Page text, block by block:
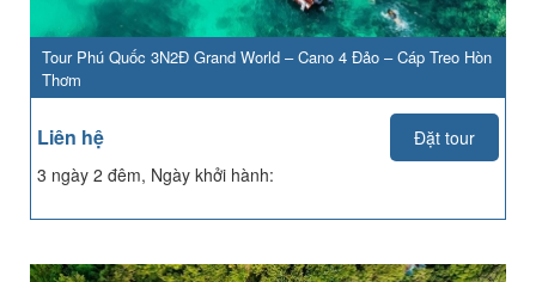
Tour Phú Quốc 3N2Đ Grand World – Cano 4 Đảo – Cáp Treo Hòn
Thơm
Liên hệ
Đặt tour
3 ngày 2 đêm, Ngày khởi hành: